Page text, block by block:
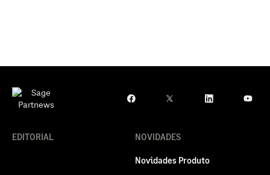
EDITORIAL NOVIDADES
Novidades Produto